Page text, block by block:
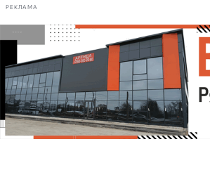
РЕКЛАМА